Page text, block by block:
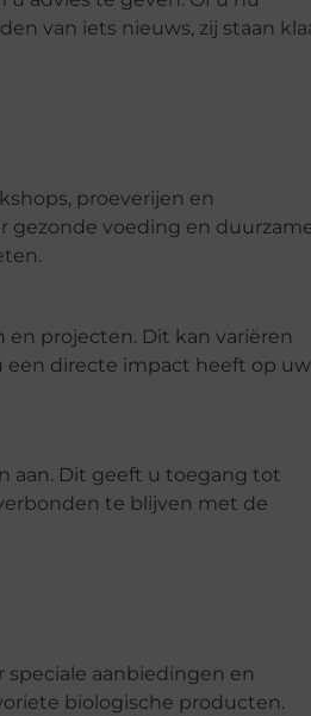
van iets nieuws, zij staan
proeverijen en
gezonde voeding en
projecten. Dit kan variëren
een directe impact heeft op uw
aan. Dit geeft u toegang tot
te blijven met de
aanbiedingen en
biologische producten.